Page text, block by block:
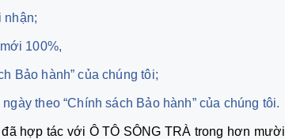
nhận;
100%,
Bảo hành” của chúng tôi;
theo “Chính sách Bảo hành” của chúng tôi.
hợp tác với Ô TÔ SÔNG TRÀ trong hơn mười